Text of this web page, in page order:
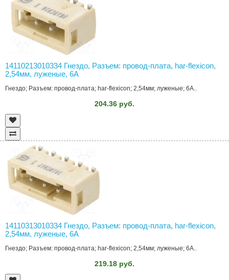
14110213010334 Гнездо, Разъем: провод-плата, har-flexicon,
2,54мм, луженые, 6А
Гнездо; Разъем: провод-плата; har-flexicon; 2,54мм; луженые; 6А..
204.36 руб.
14110313010334 Гнездо, Разъем: провод-плата, har-flexicon,
2,54мм, луженые, 6А
Гнездо; Разъем: провод-плата; har-flexicon; 2,54мм; луженые; 6А..
219.18 руб.